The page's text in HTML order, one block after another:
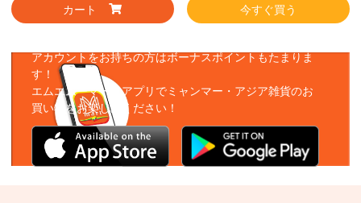
カート 今すぐ買う
アカウントをお持ちの方はボーナスポイントもたまりま
す！
エムエムーマートアプリでミャンマー・アジア雑貨のお
買い物をお楽しみください！